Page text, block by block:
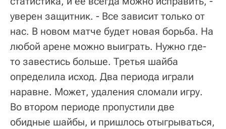
уверен защитник. - Все зависит только от
нас. В новом матче будет новая борьба. На
любой арене можно выиграть. Нужно где-
то завестись больше. Третья шайба
определила исход. Два периода играли
наравне. Может, удаления сломали игру.
Во втором периоде пропустили две
обидные шайбы, и пришлось отыгрываться,